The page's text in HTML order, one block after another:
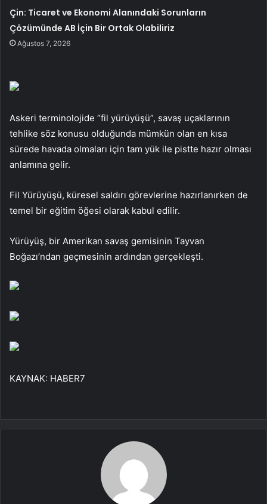
Çin: Ticaret ve Ekonomi Alanındaki Sorunların
Çözümünde AB İçin Bir Ortak Olabiliriz
Ağustos 7, 2026
Askeri terminolojide “fil yürüyüşü”, savaş uçaklarının
tehlike söz konusu olduğunda mümkün olan en kısa
sürede havada olmaları için tam yük ile pistte hazır olması
anlamına gelir.
Fil Yürüyüşü, küresel saldırı görevlerine hazırlanırken de
temel bir eğitim öğesi olarak kabul edilir.
Yürüyüş, bir Amerikan savaş gemisinin Tayvan
Boğazı’ndan geçmesinin ardından gerçekleşti.
KAYNAK: HABER7